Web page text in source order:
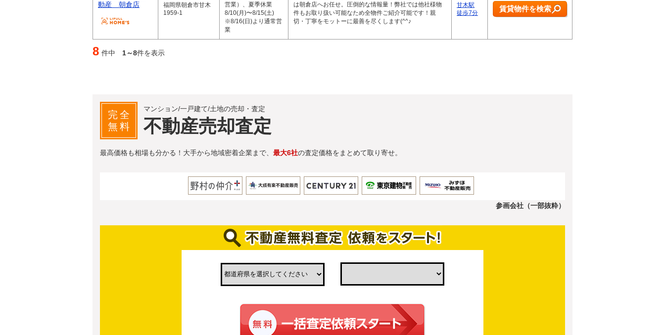
動産 朝倉店
福岡県朝倉市甘木
1959-1
営業）、夏季休業
8/10(月)〜8/15(土)
※8/16(日)より通常営
業
は朝倉店へお任せ。圧倒的な情報量！弊社では他社様物
件もお取り扱い可能なため全物件ご紹介可能です！親
切・丁寧をモットーに最善を尽くします(^^♪
甘木駅
徒歩7分
賃貸物件を検索
8 件中 1～8件を表示
完全
無料
マンション/一戸建て/土地の売却・査定
不動産売却査定
最高価格も相場も分かる！大手から地域密着企業まで、 最大6社の査定価格をまとめて取り寄せ。
参画会社（一部抜粋）